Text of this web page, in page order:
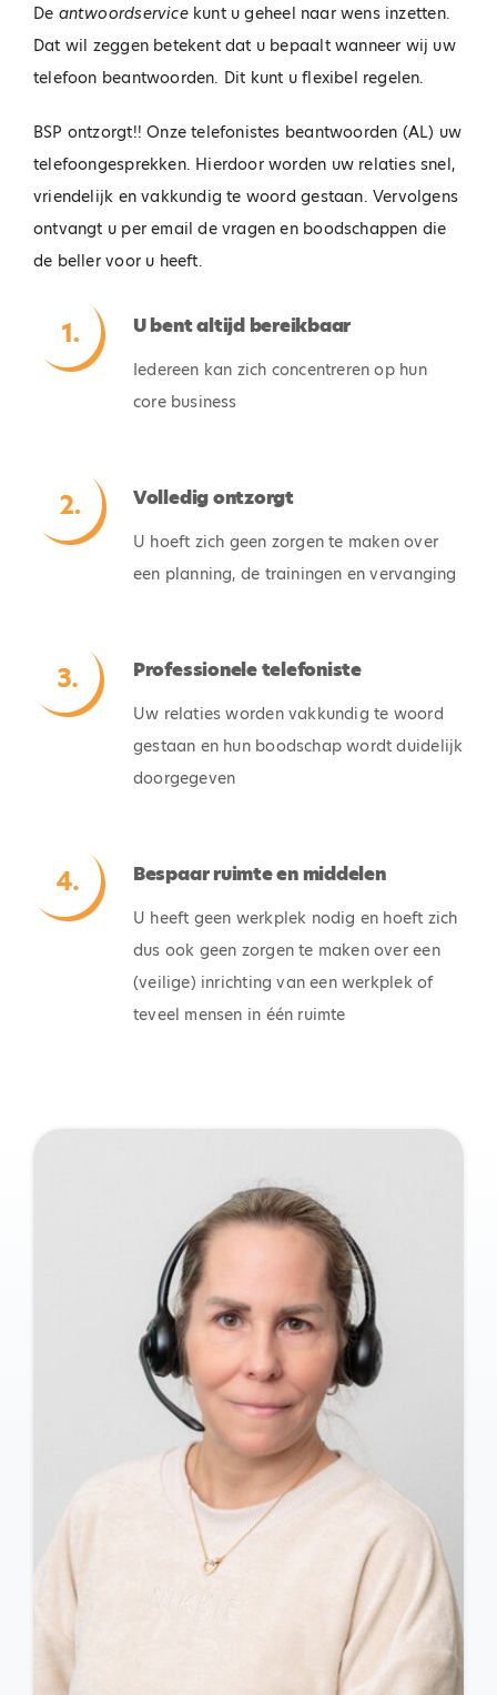
De antwoordservicekunt u geheel naar wens inzetten.
Dat wil zeggen betekent dat u bepaalt wanneer wij uw
telefoon beantwoorden. Dit kunt u flexibel regelen.
BSP ontzorgt!! Onze telefonistes beantwoorden (AL) uw
telefoongesprekken. Hierdoor worden uw relaties snel,
vriendelijk en vakkundig te woord gestaan. Vervolgens
ontvangt u per email de vragen en boodschappen die
de beller voor u heeft.
U bent altijd bereikbaar
Iedereen kan zich concentreren op hun
core business
Volledig ontzorgt
U hoeft zich geen zorgen te maken over
een planning, de trainingen en vervanging
Professionele telefoniste
Uw relaties worden vakkundig te woord
gestaan en hun boodschap wordt duidelijk
doorgegeven
Bespaar ruimte en middelen
U heeft geen werkplek nodig en hoeft zich
dus ook geen zorgen te maken over een
(veilige) inrichting van een werkplek of
teveel mensen in één ruimte